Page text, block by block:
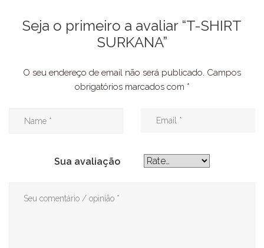
Seja o primeiro a avaliar “T-SHIRT
SURKANA”
O seu endereço de email não será publicado. Campos
obrigatórios marcados com *
Sua avaliação